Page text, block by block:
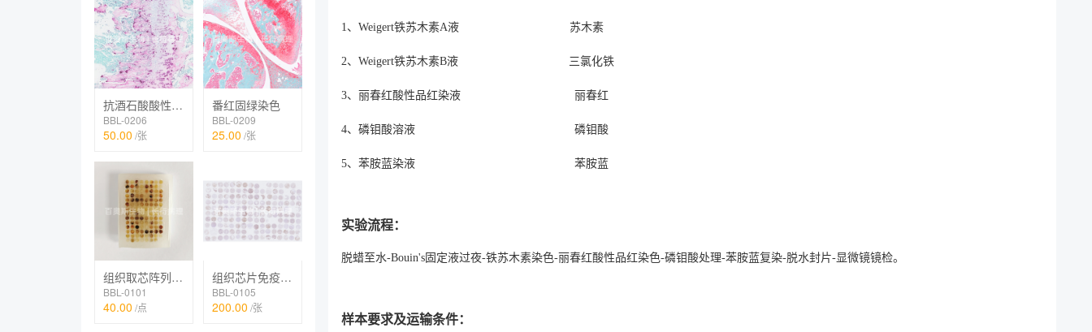
抗酒石酸酸性磷酸酶染色（TRAP）
BBL-0206
50.00 /张
番红固绿染色
BBL-0209
25.00 /张
组织取芯阵列制作
BBL-0101
40.00 /点
组织芯片免疫组化IHC
BBL-0105
200.00 /张
1、Weigert铁苏木素A液 苏木素
2、Weigert铁苏木素B液 三氯化铁
3、丽春红酸性品红染液 丽春红
4、磷钼酸溶液 磷钼酸
5、苯胺蓝染液 苯胺蓝
实验流程：
脱蜡至水-Bouin's固定液过夜-铁苏木素染色-丽春红酸性品红染色-磷钼酸处理-苯胺蓝复染-脱水封片-显微镜镜检。
样本要求及运输条件：